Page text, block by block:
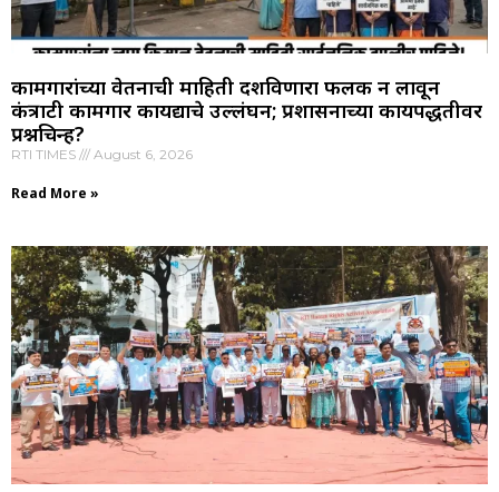
कामगारांच्या वेतनाची माहिती दर्शविणारा फलक न लावून
कंत्राटी कामगार कायद्याचे उल्लंघन; प्रशासनाच्या कार्यपद्धतीवर
प्रश्नचिन्ह?
RTI TIMES August 6, 2026
Read More »